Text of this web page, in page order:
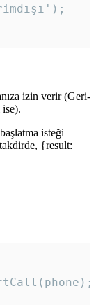
izin verir (Geri-
isteği
{result: